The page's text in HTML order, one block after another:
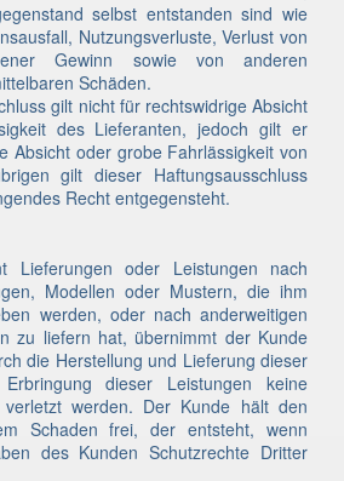
selbst entstanden sind wie
Nutzungsverluste, Verlust von
Gewinn sowie von anderen
Schäden.
gilt nicht für rechtswidrige Absicht
des Lieferanten, jedoch gilt er
Absicht oder grobe Fahrlässigkeit von
gilt dieser Haftungsausschluss
Recht entgegensteht.
Lieferungen oder Leistungen nach
Modellen oder Mustern, die ihm
werden, oder nach anderweitigen
zu liefern hat, übernimmt der Kunde
die Herstellung und Lieferung dieser
dieser Leistungen keine
verletzt werden. Der Kunde hält den
Schaden frei, der entsteht, wenn
des Kunden Schutzrechte Dritter